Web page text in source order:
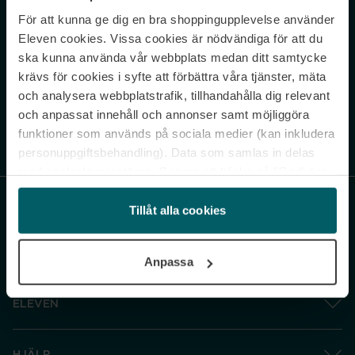
För att kunna ge dig en bra shoppingupplevelse använder
Eleven cookies. Vissa cookies är nödvändiga för att du
ska kunna använda vår webbplats medan ditt samtycke
krävs för cookies i syfte att förbättra våra tjänster, mäta
och analysera webbplatstrafik, tillhandahålla dig relevant
och anpassat innehåll och annonser samt möjliggöra
funktioner som används på sociala medier (kan inkludera
personuppgiftsbehandling). Data som samlas in delas
och gå vidare” accepterar du samtliga cookies medan du
under ”Inställningar” kan anpassa användningen av
cookies. Du kan återkalla ditt samtycke när som helst.
Tillåt alla cookies
Anpassa
Never miss a beat.
Sign up to our newsletter.
Genom att prenumerera accepterar du vår Integritetspolicy. Avprenumerera
ELEVEN